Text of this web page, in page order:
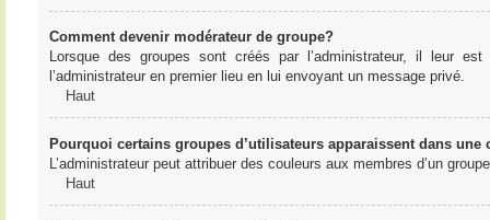
Comment devenir modérateur de groupe?
Lorsque des groupes sont créés par l’administrateur, il leur
l’administrateur en premier lieu en lui envoyant un message privé.
Haut
Pourquoi certains groupes d’utilisateurs apparaissent dans une
L’administrateur peut attribuer des couleurs aux membres d’un
Haut